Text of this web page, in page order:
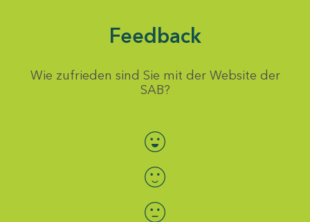
Feedback
Wie zufrieden sind Sie mit der Website der
SAB?
Bewertung auswählen